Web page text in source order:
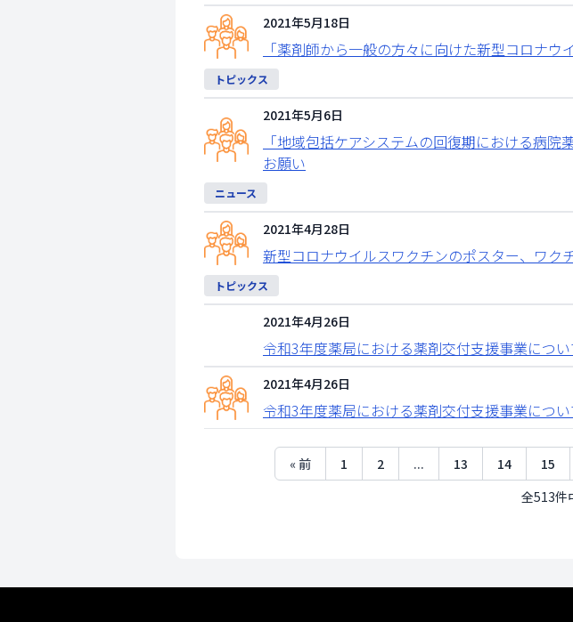
2021年5月18日
「薬剤師から一般の方々に向けた新型コロナ
トピックス
2021年5月6日
「地域包括ケアシステムの回復期における病
お願い
ニュース
2021年4月28日
新型コロナウイルスワクチンのポスター、ワク
トピックス
2021年4月26日
令和3年度薬局における薬剤交付支援事業につ
2021年4月26日
令和3年度薬局における薬剤交付支援事業につ
« 前 1 2 ... 13 14 15
全513件